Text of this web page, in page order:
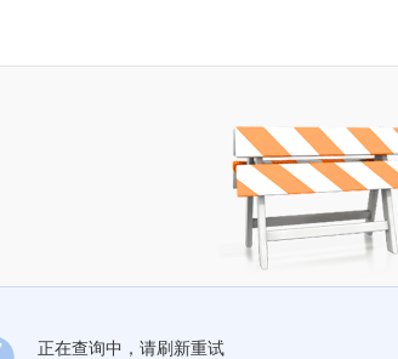
正在查询中，请刷新重试